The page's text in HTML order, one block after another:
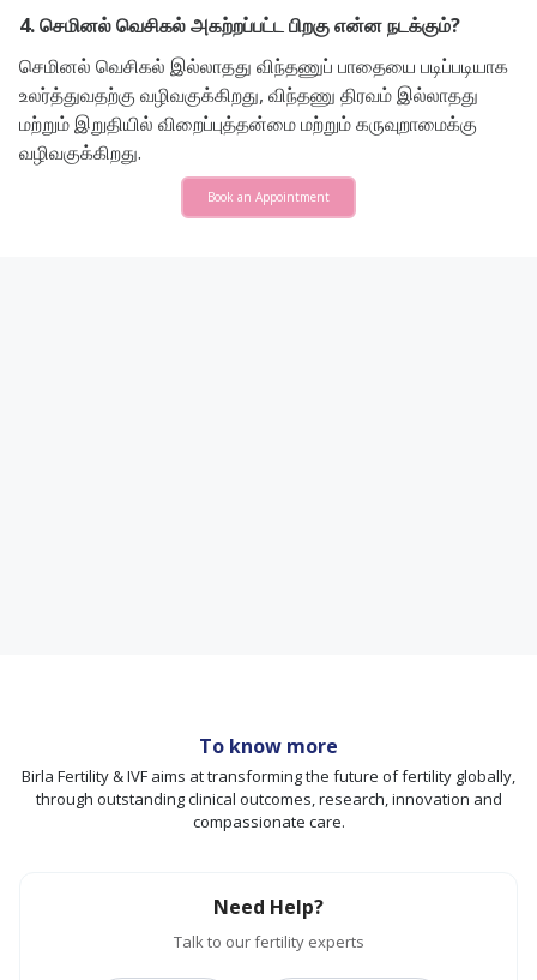
4. செமினல் வெசிகல் அகற்றப்பட்ட பிறகு என்ன நடக்கும்?
செமினல் வெசிகல் இல்லாதது விந்தணுப் பாதையை படிப்படியாக
உலர்த்துவதற்கு வழிவகுக்கிறது, விந்தணு திரவம் இல்லாதது
மற்றும் இறுதியில் விறைப்புத்தன்மை மற்றும் கருவுறாமைக்கு
வழிவகுக்கிறது.
Book an Appointment
To know more
Birla Fertility & IVF aims at transforming the future of fertility globally,
through outstanding clinical outcomes, research, innovation and
compassionate care.
Need Help?
Talk to our fertility experts